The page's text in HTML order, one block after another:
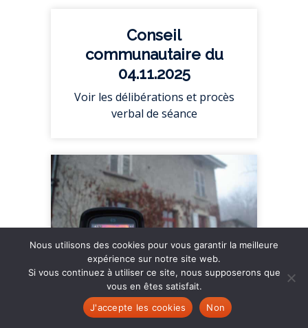
Conseil
communautaire du
04.11.2025
Voir les délibérations et procès
verbal de séance
Par où s’échappe la
Nous utilisons des cookies pour vous garantir la meilleure
expérience sur notre site web.
Si vous continuez à utiliser ce site, nous supposerons que
vous en êtes satisfait.
J'accepte les cookies
Non